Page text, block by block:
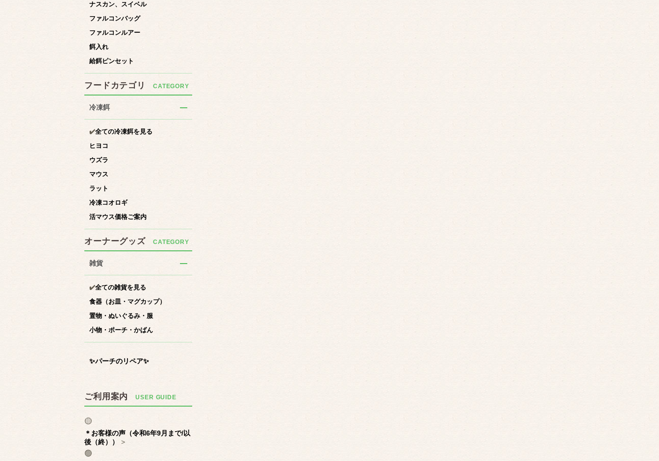
ナスカン、スイベル
ファルコンバッグ
ファルコンルアー
餌入れ
給餌ピンセット
フードカテゴリ
冷凍餌
✔️全ての冷凍餌を見る
ヒヨコ
ウズラ
マウス
ラット
冷凍コオロギ
活マウス価格ご案内
オーナーグッズ
雑貨
✔️全ての雑貨を見る
食器（お皿・マグカップ）
置物・ぬいぐるみ・服
小物・ポーチ・かばん
✨パーチのリペア✨
ご利用案内
🟡
＊お客様の声（令和6年9月まで/以
後（終））
🟢